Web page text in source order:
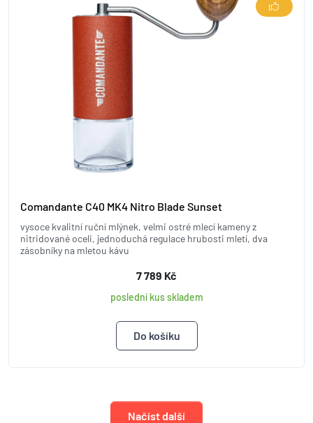
Comandante C40 MK4 Nitro Blade Sunset
vysoce kvalitní ruční mlýnek, velmi ostré mlecí kameny z
nitridované oceli, jednoduchá regulace hrubosti mletí, dva
zásobníky na mletou kávu
7 789 Kč
poslední kus skladem
Načíst další